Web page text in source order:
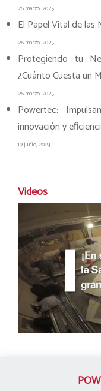
26 marzo, 2025
El Papel Vital de las
26 marzo, 2025
Protegiendo tu
¿Cuánto Cuesta un
26 marzo, 2025
Powertec:
innovación y
19 junio, 2024
Videos